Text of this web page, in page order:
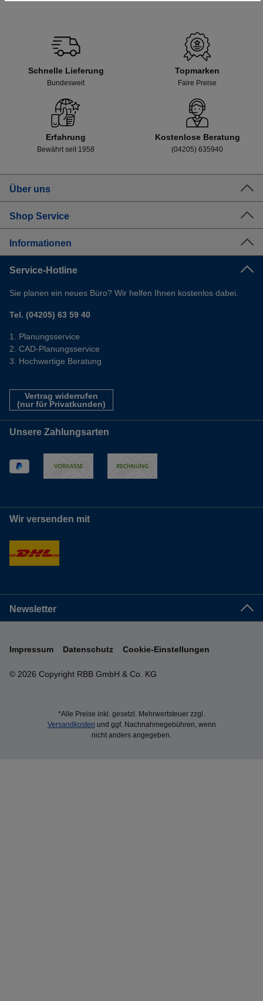
Schnelle Lieferung
Bundesweit
Topmarken
Faire Preise
Erfahrung
Bewährt seit 1958
Kostenlose Beratung
(04205) 635940
Über uns
Shop Service
Informationen
Service-Hotline
Sie planen ein neues Büro? Wir helfen Ihnen kostenlos dabei.
Tel. (04205) 63 59 40
Planungsservice
CAD-Planungsservice
Hochwertige Beratung
Vertrag widerrufen
(nur für Privatkunden)
Unsere Zahlungsarten
Wir versenden mit
Newsletter
© 2026 Copyright RBB GmbH & Co. KG
Impressum Datenschutz Cookie-Einstellungen
*Alle Preise inkl. gesetzl. Mehrwertsteuer zzgl.
Versandkosten und ggf. Nachnahmegebühren, wenn
nicht anders angegeben.